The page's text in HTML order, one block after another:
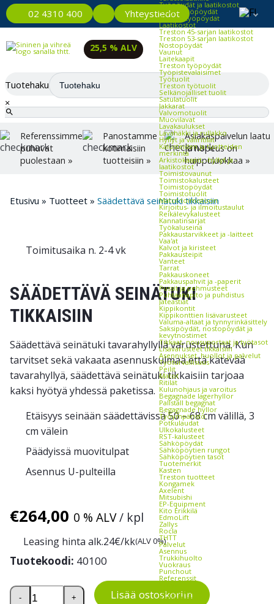
02 4310 400 Yhteystiedot
Työpöydät ja laatikostot
Kevyet työpöydät
Raskaat työpöydät
Laatikostot
Treston 45-sarjan laatikostot
Treston 53-sarjan laatikostot
Nostopöydät
Vaunut
Laitekaapit
Treston työpöydät
Työpistevalaisimet
Työtuolit
Treston työtuolit
Selkänojalliset tuolit
Satulatuolit
Jakkarat
Valvomotuolit
Muovilavat
Lavakaulukset
Lavahäkki ja rullakko
Hyllyt ja väliritilät
Kalusteiden ja tuotteiden
merkintä
Arkistokaapit, -hyllyt ja -
laatikostot
Toimistovaunut
Toimistokalusteet
Toimistopöydät
Toimistotuolit
Matot toimistoon
Kirjoitus- ja ilmoitustaulut
Reikälevykalusteet
Kannatinsarjat
Työkaluseinä
Pakkaustarvikkeet ja -laitteet
Vaa'at
Kalvot ja kiristeet
Pakkausteipit
Vanteet
Tarrat
Pakkauskoneet
Pakkauspahvit ja -paperit
Pussit ja pehmusteet
Puhtaanapito ja puhdistus
Jäteastiat
Kippikontit
Kippikonttien lisävarusteet
Valuma-altaat ja tynnyrinkäsittely
Saksipöydät, nostopöydät ja
kevytnostimet
Tikkaat, nousuportaat ja työtasot
Lisävarusteet tikkaisiin
Asennukset, huollot ja palvelut
Työturvallisuus
Peilit
Matot
Ritilät
Kulunohjaus ja varoitus
Begagnade lagerhyllor
Pallställ begagnat
Begagnade hyllor
Työympäristö
Potkulaudat
Ulkokalusteet
RST-kalusteet
Sähköpöydät
Sähköpöytien rungot
Sähköpöytien tasot
Tuotemerkit
Kasten
Treston tuotteet
Kongamek
Axelent
Mitsubishi
EP-Equipment
Kito Erikkilä
EdmoLift
Zallys
Rocla
THTT
Palvelut
Asennus
Trukkihuolto
Vuokraus
Punchout
Referenssit
Ajankohtaista
Yhteystiedot
25,5 % ALV
Tuotehaku
×
Referenssimme
puhuvat
puolestaan »
Panostamme
kotimaisiin
tuotteisiin »
Asiakaspalvelun laatu
ja nopeus on
huippuluokkaa »
Etusivu » Tuotteet » Säädettävä seinätuki tikkaisiin
Toimitusaika n. 2-4 vk
SÄÄDETTÄVÄ SEINÄTUKI
TIKKAISIIN
Säädettävä seinätuki tavarahyllyllä varustettuna. Kun
tarvitset sekä vakaata asennuskulmaa että kätevää
tavarahyllyä, säädettävä seinätuki tikkaisiin tarjoaa
kaksi hyötyä yhdessä paketissa.
Etäisyys seinään säädettävissä 50 – 68 cm välillä, 3
cm välein
Päädyissä muovitulpat
Asennus U-pulteilla
€264,00 0 % ALV/ kpl
Leasing hinta alk.24€/kk(ALV 0%)
Tuotekoodi: 40100
Säädettävä seinätuki tikkaisiin määrä
- + Lisää ostoskoriin